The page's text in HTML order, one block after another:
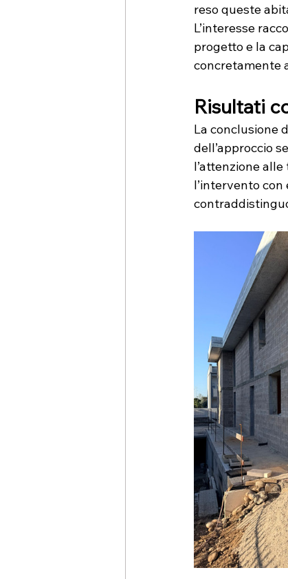
reso queste
L’interesse
progetto e la
concretamente
Risultati
La conclusione
dell’approccio
l’attenzione
l’intervento